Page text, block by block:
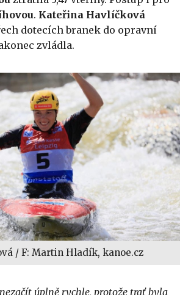
. Kateřina Havlíčková
dotecích branek do opravní
zvládla.
/ F: Martin Hladík, kanoe.cz
úplně rychle, protože trať byla